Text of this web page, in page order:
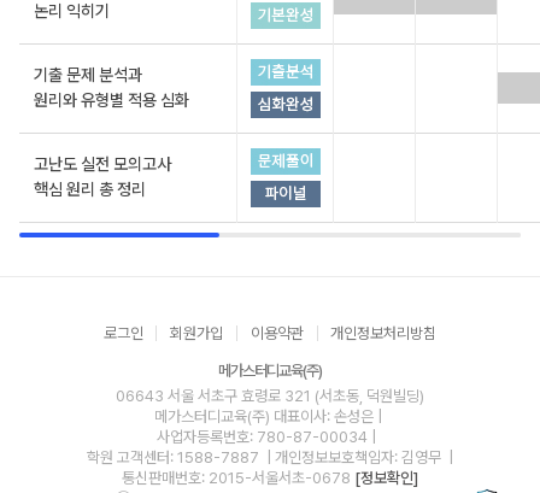
논리 익히기
기출 문제 분석과
원리와 유형별 적용 심화
고난도 실전 모의고사
핵심 원리 총 정리
로그인 회원가입 이용약관 개인정보처리방침
메가스터디교육(주)
06643 서울 서초구 효령로 321 (서초동, 덕원빌딩)
메가스터디교육(주) 대표이사: 손성은 |
사업자등록번호: 780-87-00034
학원 고객센터: 1588-7887
| 개인정보보호책임자: 김영무
통신판매번호: 2015-서울서초-0678 [정보확인]